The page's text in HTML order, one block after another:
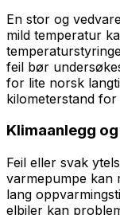
En stor og
mild temperatur
feil bør
for lite norsk
kilometerstand for
Klimaanlegg
Feil eller svak
varmepumpe kan
lang
elbiler kan